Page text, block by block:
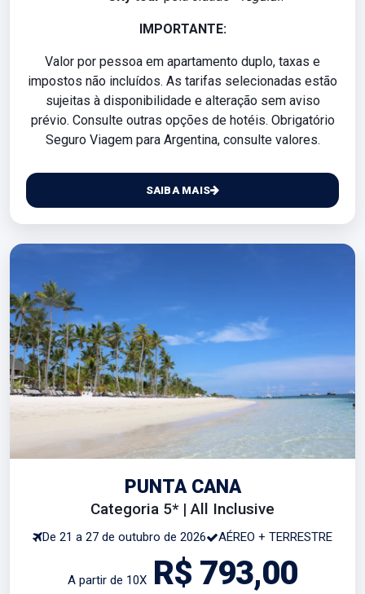
IMPORTANTE:
Valor por pessoa em apartamento duplo, taxas e
impostos não incluídos. As tarifas selecionadas estão
sujeitas à disponibilidade e alteração sem aviso
prévio. Consulte outras opções de hotéis. Obrigatório
Seguro Viagem para Argentina, consulte valores.
SAIBA MAIS
PUNTA CANA
Categoria 5* | All Inclusive
De 21 a 27 de outubro de 2026 AÉREO + TERRESTRE
A partir de 10X R$ 793,00